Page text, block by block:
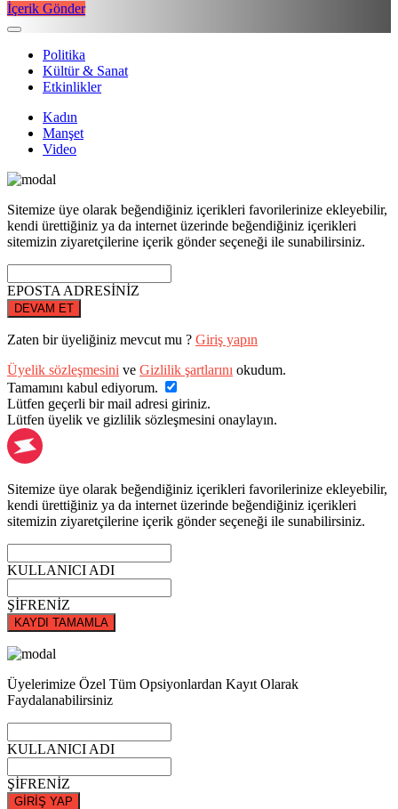
İçerik Gönder
Politika
Kültür & Sanat
Etkinlikler
Kadın
Manşet
Video
Sitemize üye olarak beğendiğiniz içerikleri favorilerinize ekleyebilir,
kendi ürettiğiniz ya da internet üzerinde beğendiğiniz içerikleri
sitemizin ziyaretçilerine içerik gönder seçeneği ile sunabilirsiniz.
EPOSTA ADRESİNİZ
DEVAM ET
Zaten bir üyeliğiniz mevcut mu ? Giriş yapın
Üyelik sözleşmesini ve Gizlilik şartlarını okudum.
Tamamını kabul ediyorum.
Lütfen geçerli bir mail adresi giriniz.
Lütfen üyelik ve gizlilik sözleşmesini onaylayın.
Sitemize üye olarak beğendiğiniz içerikleri favorilerinize ekleyebilir,
kendi ürettiğiniz ya da internet üzerinde beğendiğiniz içerikleri
sitemizin ziyaretçilerine içerik gönder seçeneği ile sunabilirsiniz.
KULLANICI ADI
ŞİFRENİZ
KAYDI TAMAMLA
Üyelerimize Özel Tüm Opsiyonlardan Kayıt Olarak
Faydalanabilirsiniz
KULLANICI ADI
ŞİFRENİZ
GİRİŞ YAP